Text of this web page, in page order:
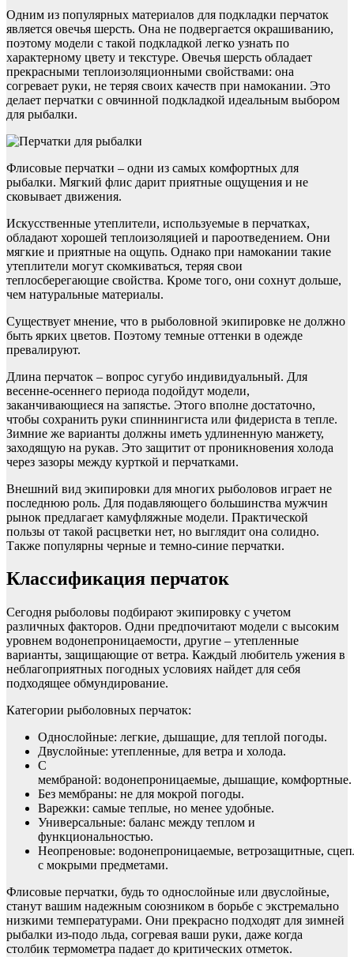
Одним из популярных материалов для подкладки перчаток
является овечья шерсть. Она не подвергается окрашиванию,
поэтому модели с такой подкладкой легко узнать по
характерному цвету и текстуре. Овечья шерсть обладает
прекрасными теплоизоляционными свойствами: она
согревает руки, не теряя своих качеств при намокании. Это
делает перчатки с овчинной подкладкой идеальным выбором
для рыбалки.
Флисовые перчатки – одни из самых комфортных для
рыбалки. Мягкий флис дарит приятные ощущения и не
сковывает движения.
Искусственные утеплители, используемые в перчатках,
обладают хорошей теплоизоляцией и пароотведением. Они
мягкие и приятные на ощупь. Однако при намокании такие
утеплители могут скомкиваться, теряя свои
теплосберегающие свойства. Кроме того, они сохнут дольше,
чем натуральные материалы.
Существует мнение, что в рыболовной экипировке не должно
быть ярких цветов. Поэтому темные оттенки в одежде
превалируют.
Длина перчаток – вопрос сугубо индивидуальный. Для
весенне-осеннего периода подойдут модели,
заканчивающиеся на запястье. Этого вполне достаточно,
чтобы сохранить руки спиннингиста или фидериста в тепле.
Зимние же варианты должны иметь удлиненную манжету,
заходящую на рукав. Это защитит от проникновения холода
через зазоры между курткой и перчатками.
Внешний вид экипировки для многих рыболовов играет не
последнюю роль. Для подавляющего большинства мужчин
рынок предлагает камуфляжные модели. Практической
пользы от такой расцветки нет, но выглядит она солидно.
Также популярны черные и темно-синие перчатки.
Классификация перчаток
Сегодня рыболовы подбирают экипировку с учетом
различных факторов. Одни предпочитают модели с высоким
уровнем водонепроницаемости, другие – утепленные
варианты, защищающие от ветра. Каждый любитель ужения в
неблагоприятных погодных условиях найдет для себя
подходящее обмундирование.
Категории рыболовных перчаток:
Однослойные: легкие, дышащие, для теплой погоды.
Двуслойные: утепленные, для ветра и холода.
С
мембраной: водонепроницаемые, дышащие, комфортные.
Без мембраны: не для мокрой погоды.
Варежки: самые теплые, но менее удобные.
Универсальные: баланс между теплом и
функциональностью.
Неопреновые: водонепроницаемые, ветрозащитные,
с мокрыми предметами.
Флисовые перчатки, будь то однослойные или двуслойные,
станут вашим надежным союзником в борьбе с экстремально
низкими температурами. Они прекрасно подходят для зимней
рыбалки из-подо льда, согревая ваши руки, даже когда
столбик термометра падает до критических отметок.